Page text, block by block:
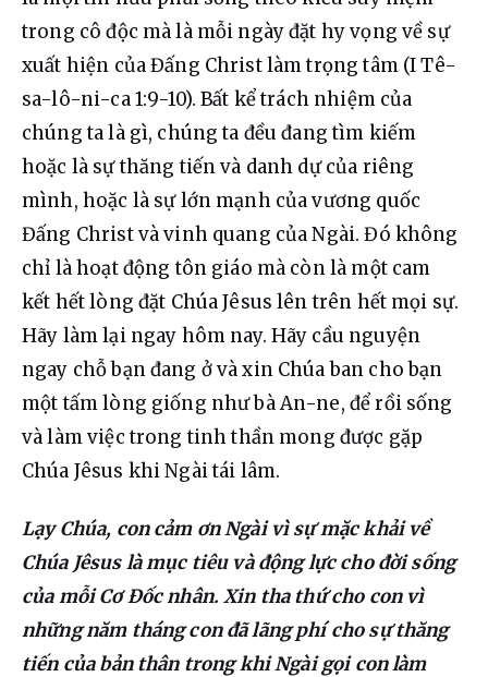
trong cô độc mà là mỗi ngày đặt hy vọng về sự
xuất hiện của Đấng Christ làm trọng tâm (I Tê-
sa-lô-ni-ca 1:9-10). Bất kể trách nhiệm của
chúng ta là gì, chúng ta đều đang tìm kiếm
hoặc là sự thăng tiến và danh dự của riêng
mình, hoặc là sự lớn mạnh của vương quốc
Đấng Christ và vinh quang của Ngài. Đó không
chỉ là hoạt động tôn giáo mà còn là một cam
kết hết lòng đặt Chúa Jêsus lên trên hết mọi sự.
Hãy làm lại ngay hôm nay. Hãy cầu nguyện
ngay chỗ bạn đang ở và xin Chúa ban cho bạn
một tấm lòng giống như bà An-ne, để rồi sống
và làm việc trong tinh thần mong được gặp
Chúa Jêsus khi Ngài tái lâm.
Lạy Chúa, con cảm ơn Ngài vì sự mặc khải về
Chúa Jêsus là mục tiêu và động lực cho đời sống
của mỗi Cơ Đốc nhân. Xin tha thứ cho con vì
những năm tháng con đã lãng phí cho sự thăng
tiến của bản thân trong khi Ngài gọi con làm